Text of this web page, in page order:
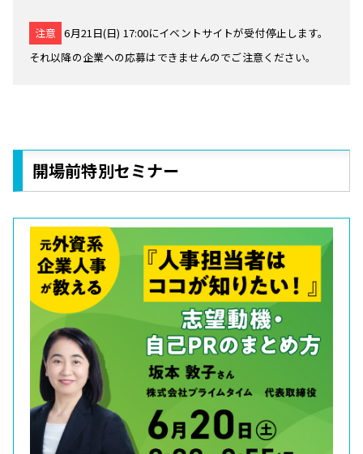
注意 6月21日(日) 17:00にイベントサイトが受付停止します。
それ以降の企業への応募はできませんのでご注意ください。
開場前特別セミナー